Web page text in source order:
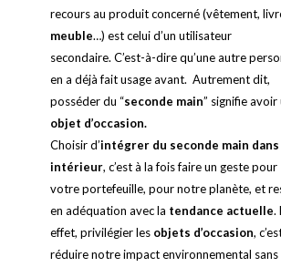
recours au produit concerné (vêtement,
meuble…) est celui d’un utilisateur
secondaire. C’est-à-dire qu’une autre
en a déjà fait usage avant. Autrement dit,
posséder du “seconde main” signifie avoir
objet d’occasion.
Choisir d’intégrer du seconde main dans
intérieur, c’est à la fois faire un geste pour
votre portefeuille, pour notre planète, et
en adéquation avec la tendance actuelle.
effet, privilégier les objets d’occasion,
réduire notre impact environnemental sans